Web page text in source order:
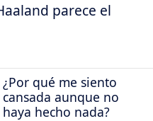
parece el
¿Por qué me siento
cansada aunque no
haya hecho nada?